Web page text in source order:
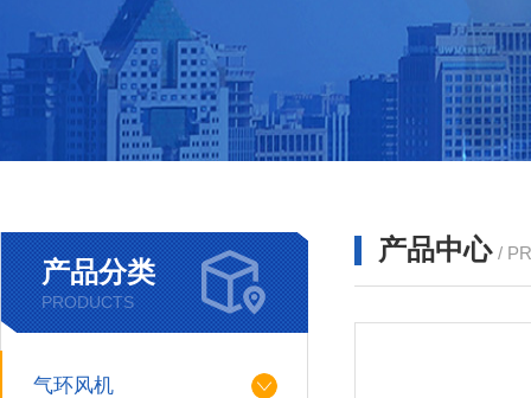
产品分类
PRODUCTS
气环风机
产品中心 /